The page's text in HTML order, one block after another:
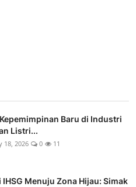
Baru di Industri
Listri...
18, 2026 0 11
IHSG Menuju Zona Hijau: Simak